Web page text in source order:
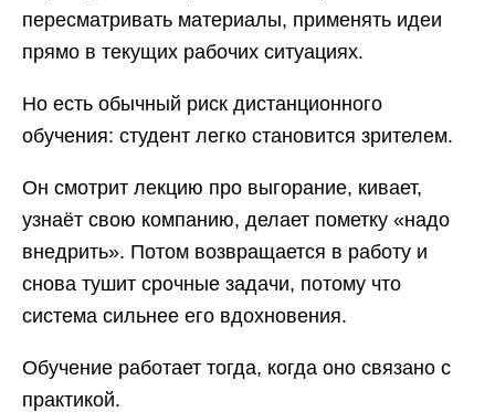
пересматривать материалы, применять идеи
прямо в текущих рабочих ситуациях.
Но есть обычный риск дистанционного
обучения: студент легко становится зрителем.
Он смотрит лекцию про выгорание, кивает,
узнаёт свою компанию, делает пометку «надо
внедрить». Потом возвращается в работу и
снова тушит срочные задачи, потому что
система сильнее его вдохновения.
Обучение работает тогда, когда оно связано с
практикой.